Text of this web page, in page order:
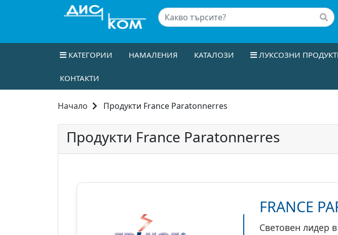
КАТЕГОРИИ НАМАЛЕНИЯ КАТАЛОЗИ ЛУКСОЗНИ
КОНТАКТИ
Начало Продукти France Paratonnerres
Продукти France Paratonnerres
FRANCE
Световен лидер